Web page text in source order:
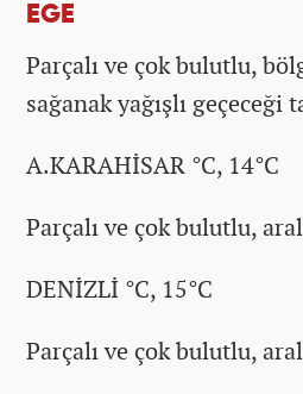
EGE
Parçalı ve çok bulutlu,
sağanak yağışlı
A.KARAHİSAR °C, 14°C
Parçalı ve çok bulutlu,
DENİZLİ °C, 15°C
Parçalı ve çok bulutlu,